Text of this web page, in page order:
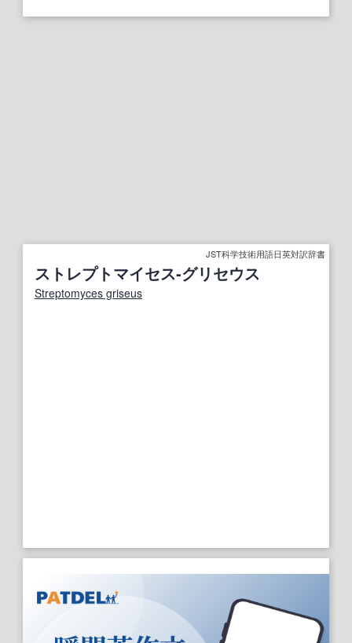
JST科学技術用語日英対訳辞書
ストレプトマイセス‐グリセウス
Streptomyces griseus